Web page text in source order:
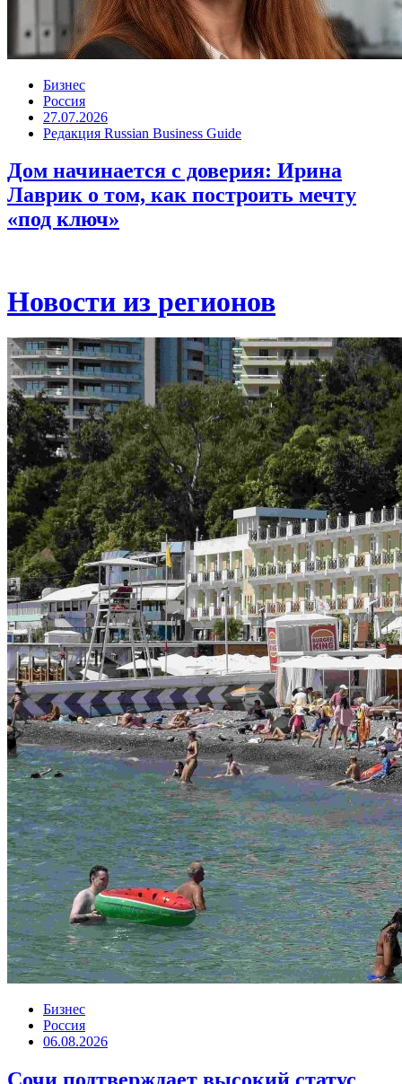
Бизнес
Россия
27.07.2026
Редакция Russian Business Guide
Дом начинается с доверия: Ирина
Лаврик о том, как построить мечту
«под ключ»
Новости из регионов
Бизнес
Россия
06.08.2026